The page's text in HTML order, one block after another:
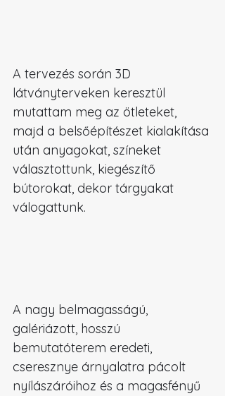
A tervezés során 3D
látványterveken keresztül
mutattam meg az ötleteket,
majd a belsőépítészet kialakítása
után anyagokat, színeket
választottunk, kiegészítő
bútorokat, dekor tárgyakat
válogattunk.
A nagy belmagasságú,
galériázott, hosszú
bemutatóterem eredeti,
cseresznye árnyalatra pácolt
nyílászáróihoz és a magasfényű